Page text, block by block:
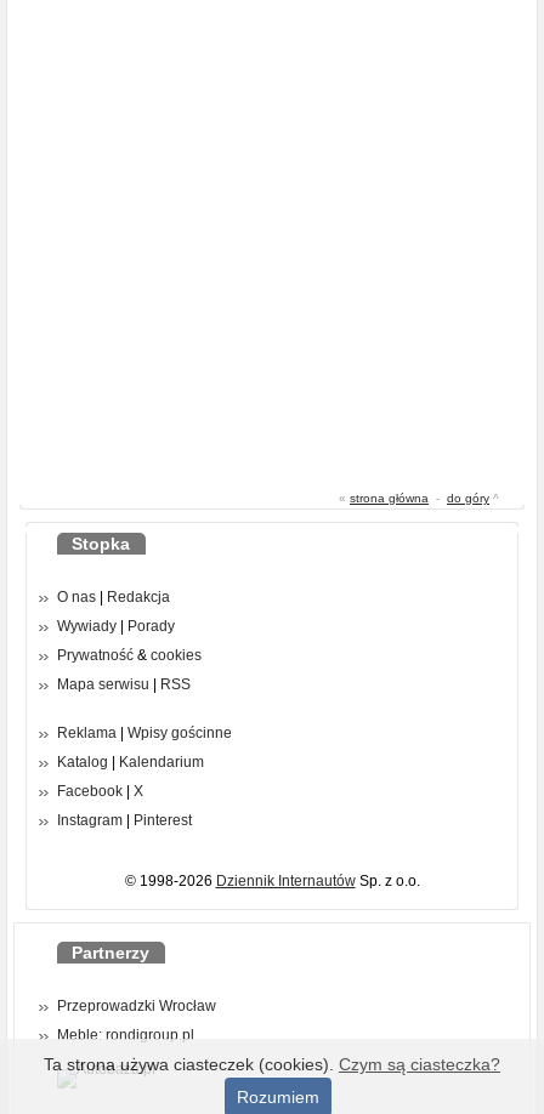
« strona główna - do góry ^
Stopka
O nas
Redakcja
Wywiady
Porady
Prywatność & cookies
Mapa serwisu
RSS
Reklama
Wpisy gościnne
Katalog
Kalendarium
Facebook
X
Instagram
Pinterest
© 1998-2026 Dziennik InternautówSp. z o.o.
Partnerzy
Przeprowadzki Wrocław
Meble: rondigroup.pl
Ta strona używa ciasteczek (cookies). Czym są ciasteczka?
Rozumiem